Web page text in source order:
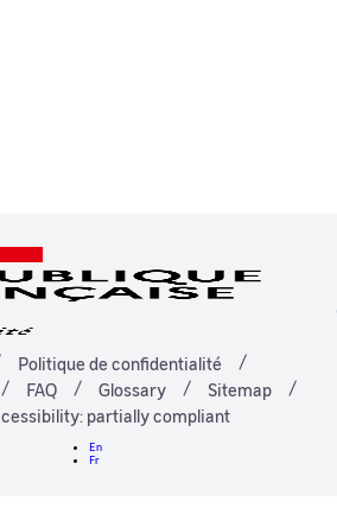
Politique de confidentialité
FAQ Glossary
Sitemap
partially compliant
En
Fr